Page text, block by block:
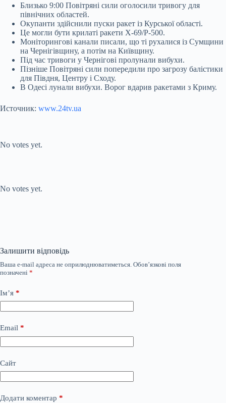
Близько 9:00 Повітряні сили оголосили тривогу для
північних областей.
Окупанти здійснили пуски ракет із Курської області.
Це могли бути крилаті ракети Х-69/Р-500.
Моніторингові канали писали, що ті рухалися із Сумщини
на Чернігівщину, а потім на Київщину.
Під час тривоги у Чернігові пролунали вибухи.
Пізніше Повітряні сили попередили про загрозу балістики
для Півдня, Центру і Сходу.
В Одесі лунали вибухи. Ворог вдарив ракетами з Криму.
Источник: www.24tv.ua
No votes yet.
No votes yet.
Залишити відповідь
Ваша e-mail адреса не оприлюднюватиметься. Обов’язкові поля
позначені *
Ім’я *
Email *
Сайт
Додати коментар *